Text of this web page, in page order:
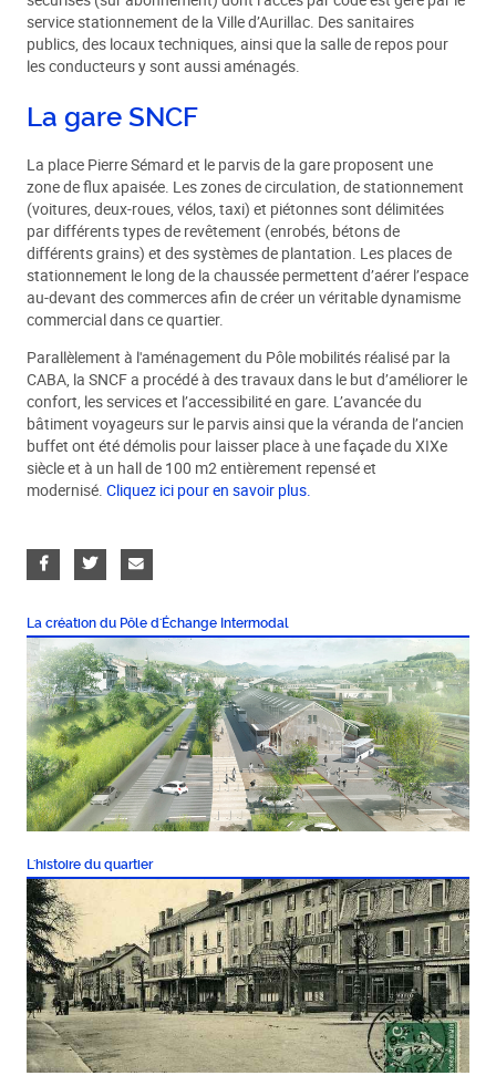
service stationnement de la Ville d’Aurillac. Des sanitaires
publics, des locaux techniques, ainsi que la salle de repos pour
les conducteurs y sont aussi aménagés.
La gare SNCF
La place Pierre Sémard et le parvis de la gare proposent une
zone de flux apaisée. Les zones de circulation, de stationnement
(voitures, deux-roues, vélos, taxi) et piétonnes sont délimitées
par différents types de revêtement (enrobés, bétons de
différents grains) et des systèmes de plantation. Les places de
stationnement le long de la chaussée permettent d’aérer l’espace
au-devant des commerces afin de créer un véritable dynamisme
commercial dans ce quartier.
Parallèlement à l'aménagement du Pôle mobilités réalisé par la
CABA, la SNCF a procédé à des travaux dans le but d’améliorer le
confort, les services et l’accessibilité en gare. L’avancée du
bâtiment voyageurs sur le parvis ainsi que la véranda de l’ancien
buffet ont été démolis pour laisser place à une façade du XIXe
siècle et à un hall de 100 m2 entièrement repensé et
modernisé.Cliquez ici pour en savoir plus.
La création du Pôle d'Échange Intermodal
L'histoire du quartier